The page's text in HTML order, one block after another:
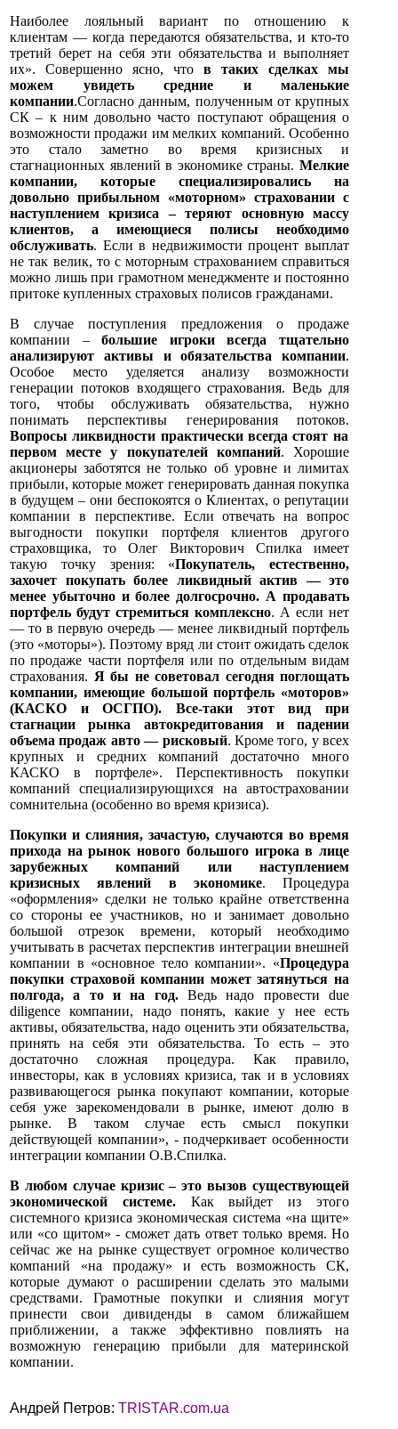
Наиболее лояльный вариант по отношению к
клиентам — когда передаются обязательства, и кто-то
третий берет на себя эти обязательства и выполняет
их». Совершенно ясно, что в таких сделках мы
можем увидеть средние и маленькие
компании.Согласно данным, полученным от крупных
СК – к ним довольно часто поступают обращения о
возможности продажи им мелких компаний. Особенно
это стало заметно во время кризисных и
стагнационных явлений в экономике страны. Мелкие
компании, которые специализировались на
довольно прибыльном «моторном» страховании с
наступлением кризиса – теряют основную массу
клиентов, а имеющиеся полисы необходимо
обслуживать. Если в недвижимости процент выплат
не так велик, то с моторным страхованием справиться
можно лишь при грамотном менеджменте и постоянно
притоке купленных страховых полисов гражданами.
В случае поступления предложения о продаже
компании –большие игроки всегда тщательно
анализируют активы и обязательства компании.
Особое место уделяется анализу возможности
генерации потоков входящего страхования. Ведь для
того, чтобы обслуживать обязательства, нужно
понимать перспективы генерирования потоков.
Вопросы ликвидности практически всегда стоят на
первом месте у покупателей компаний. Хорошие
акционеры заботятся не только об уровне и лимитах
прибыли, которые может генерировать данная покупка
в будущем – они беспокоятся о Клиентах, о репутации
компании в перспективе. Если отвечать на вопрос
выгодности покупки портфеля клиентов другого
страховщика, то Олег Викторович Спилка имеет
такую точку зрения: «Покупатель, естественно,
захочет покупать более ликвидный актив — это
менее убыточно и более долгосрочно. А продавать
портфель будут стремиться комплексно. А если нет
— то в первую очередь — менее ликвидный портфель
(это «моторы»). Поэтому вряд ли стоит ожидать сделок
по продаже части портфеля или по отдельным видам
страхования. Я бы не советовал сегодня поглощать
компании, имеющие большой портфель «моторов»
(КАСКО и ОСГПО). Все-таки этот вид при
стагнации рынка автокредитования и падении
объема продаж авто — рисковый. Кроме того, у всех
крупных и средних компаний достаточно много
КАСКО в портфеле». Перспективность покупки
компаний специализирующихся на автостраховании
сомнительна (особенно во время кризиса).
Покупки и слияния, зачастую, случаются во время
прихода на рынок нового большого игрока в лице
зарубежных компаний или наступлением
кризисных явлений в экономике. Процедура
«оформления» сделки не только крайне ответственна
со стороны ее участников, но и занимает довольно
большой отрезок времени, который необходимо
учитывать в расчетах перспектив интеграции внешней
компании в «основное тело компании». «Процедура
покупки страховой компании может затянуться на
полгода, а то и на год.Ведь надо провести due
diligence компании, надо понять, какие у нее есть
активы, обязательства, надо оценить эти обязательства,
принять на себя эти обязательства. То есть – это
достаточно сложная процедура. Как правило,
инвесторы, как в условиях кризиса, так и в условиях
развивающегося рынка покупают компании, которые
себя уже зарекомендовали в рынке, имеют долю в
рынке. В таком случае есть смысл покупки
действующей компании», - подчеркивает особенности
интеграции компании О.В.Спилка.
В любом случае кризис – это вызов существующей
экономической системе.Как выйдет из этого
системного кризиса экономическая система «на щите»
или «со щитом» - сможет дать ответ только время. Но
сейчас же на рынке существует огромное количество
компаний «на продажу» и есть возможность СК,
которые думают о расширении сделать это малыми
средствами. Грамотные покупки и слияния могут
принести свои дивиденды в самом ближайшем
приближении, а также эффективно повлиять на
возможную генерацию прибыли для материнской
компании.
Андрей Петров: TRISTAR.com.ua